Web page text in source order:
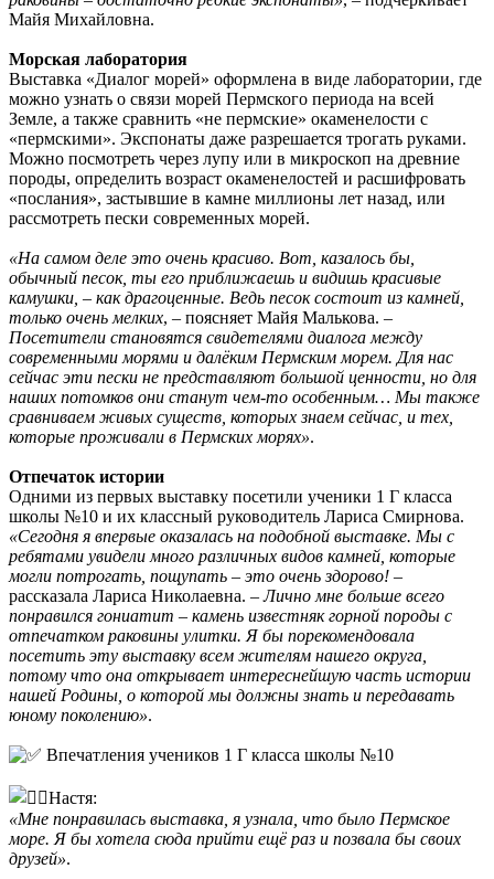
Майя Михайловна.
Морская лаборатория
Выставка «Диалог морей» оформлена в виде лаборатории, где
можно узнать о связи морей Пермского периода на всей
Земле, а также сравнить «не пермские» окаменелости с
«пермскими». Экспонаты даже разрешается трогать руками.
Можно посмотреть через лупу или в микроскоп на древние
породы, определить возраст окаменелостей и расшифровать
«послания», застывшие в камне миллионы лет назад, или
рассмотреть пески современных морей.
«На самом деле это очень красиво. Вот, казалось бы,
обычный песок, ты его приближаешь и видишь красивые
камушки, – как драгоценные. Ведь песок состоит из камней,
только очень мелких, – поясняет Майя Малькова. –
Посетители становятся свидетелями диалога между
современными морями и далёким Пермским морем. Для нас
сейчас эти пески не представляют большой ценности, но для
наших потомков они станут чем-то особенным… Мы также
сравниваем живых существ, которых знаем сейчас, и тех,
которые проживали в Пермских морях».
Отпечаток истории
Одними из первых выставку посетили ученики 1 Г класса
школы №10 и их классный руководитель Лариса Смирнова.
«Сегодня я впервые оказалась на подобной выставке. Мы с
ребятами увидели много различных видов камней, которые
могли потрогать, пощупать – это очень здорово! –
рассказала Лариса Николаевна. –Лично мне больше всего
понравился гониатит – камень известняк горной породы с
отпечатком раковины улитки. Я бы порекомендовала
посетить эту выставку всем жителям нашего округа,
потому что она открывает интереснейшую часть истории
нашей Родины, о которой мы должны знать и передавать
юному поколению».
️ Впечатления учеников 1 Г класса школы №10
Настя:
«Мне понравилась выставка, я узнала, что было Пермское
море. Я бы хотела сюда прийти ещё раз и позвала бы своих
друзей».